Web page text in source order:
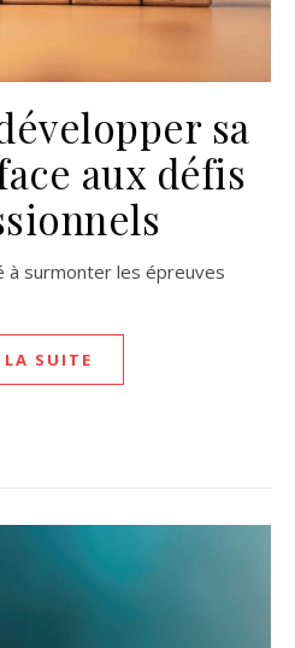
sa
aux défis
à surmonter les épreuves
LA SUITE